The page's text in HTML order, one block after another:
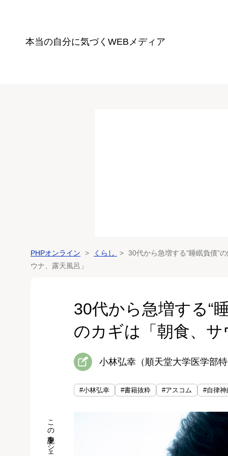
本当の自分に気づく WEBメディア
PHPオンライン くらし
30代から急増する“睡眠負債”
ウナ、露天風呂」
30代から急増する“
のカギは「朝食、
小林弘幸（順天堂大学医学部
#小林弘幸 #書籍抜粋 #アスコム #自律神
この記事をシェア